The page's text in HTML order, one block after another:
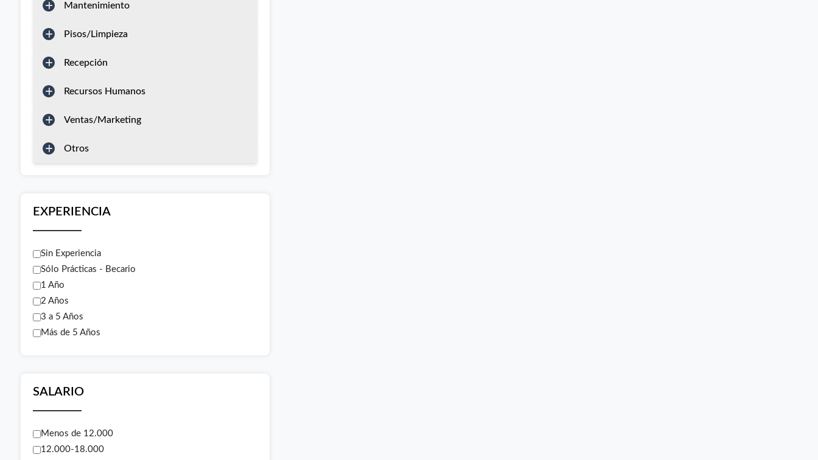
Mantenimiento
Pisos/Limpieza
Recepción
Recursos Humanos
Ventas/Marketing
Otros
EXPERIENCIA
Sin Experiencia
Sólo Prácticas - Becario
1 Año
2 Años
3 a 5 Años
Más de 5 Años
SALARIO
Menos de 12.000
12.000-18.000